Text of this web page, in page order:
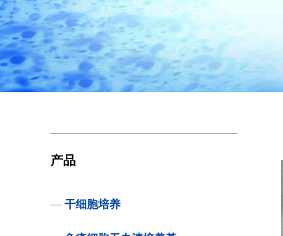
产品
— 干细胞培养